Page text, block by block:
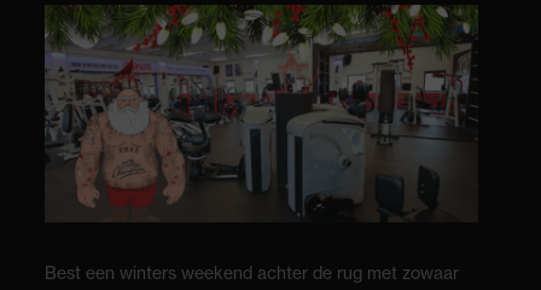
Best een winters weekend achter de rug met zowaar